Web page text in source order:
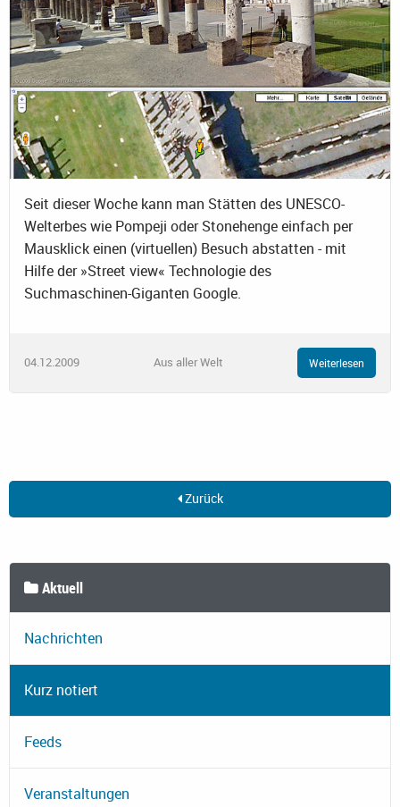
Seit dieser Woche kann man Stätten des UNESCO-
Welterbes wie Pompeji oder Stonehenge einfach per
Mausklick einen (virtuellen) Besuch abstatten - mit
Hilfe der »Street view« Technologie des
Suchmaschinen-Giganten Google.
04.12.2009 Aus aller Welt Weiterlesen
Zurück
Aktuell
Nachrichten
Kurz notiert
Feeds
Veranstaltungen